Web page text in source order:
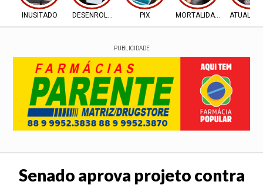
INUSITADO DESENROLA 2.0 PIX MORTALIDADE INFANTIL
PUBLICIDADE
Senado aprova projeto contra